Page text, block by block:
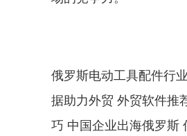
俄罗斯电动工具配件行
据助力外贸 外贸软件推
巧 中国企业出海俄罗斯